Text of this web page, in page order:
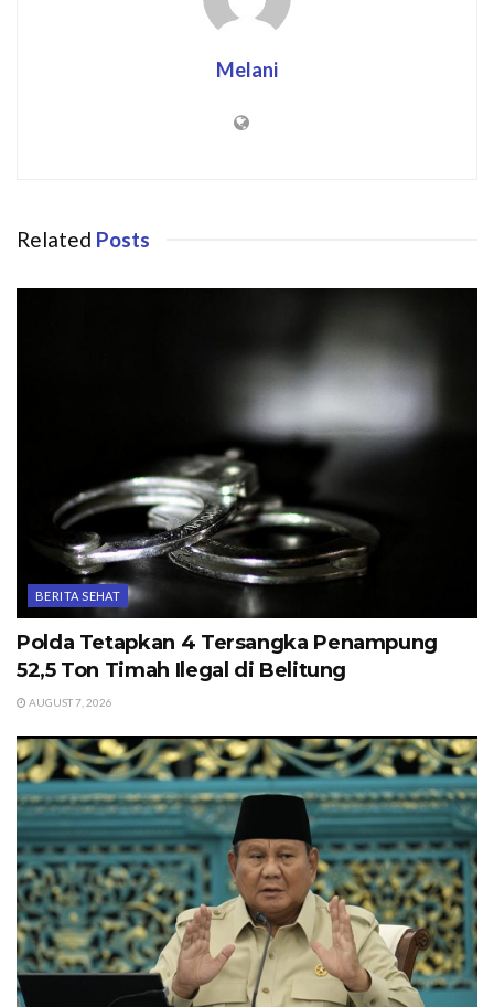
Melani
Related Posts
BERITA SEHAT
Polda Tetapkan 4 Tersangka Penampung
52,5 Ton Timah Ilegal di Belitung
AUGUST 7, 2026